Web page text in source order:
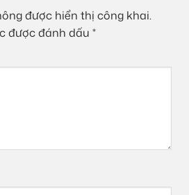
được hiển thị công khai.
được đánh dấu *